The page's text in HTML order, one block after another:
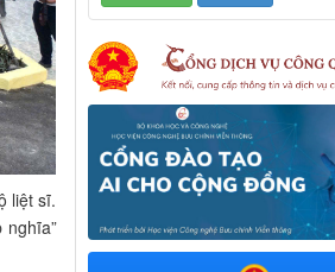
liệt sĩ.
nghĩa”